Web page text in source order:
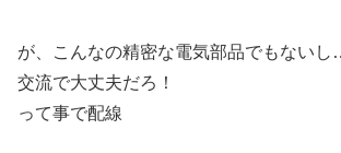
が、こんなの精密な電気部品でもないし
交流で大丈夫だろ！
って事で配線